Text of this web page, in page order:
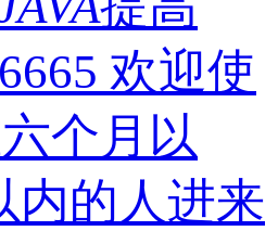
欢迎使
个月以
内的人进来